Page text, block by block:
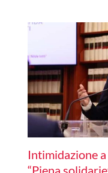
Intimidazione
“Piena